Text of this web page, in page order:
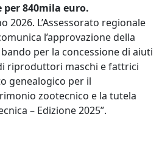
per 840mila euro.
2026. L’Assessorato regionale
l’approvazione della
per la concessione di aiuti
riproduttori maschi e fattrici
genealogico per il
zootecnico e la tutela
– Edizione 2025”.